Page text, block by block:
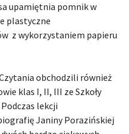
upamiętnia pomnik w
plastyczne
z wykorzystaniem papieru
obchodzili również
klas I, II, III ze Szkoły
lekcji
Janiny Porazińskiej